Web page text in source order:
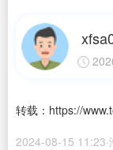
转载：https://
2024-08-15 11:23·